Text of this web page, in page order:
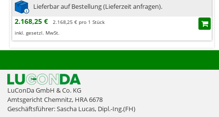
Lieferbar auf Bestellung (Lieferzeit anfragen).
2.168,25 €
2.168,25 € pro 1 Stück
inkl. gesetzl. MwSt.
LuConDa GmbH & Co. KG
Amtsgericht Chemnitz, HRA 6678
Geschäftsführer: Sascha Lucas, Dipl.-Ing.(FH)